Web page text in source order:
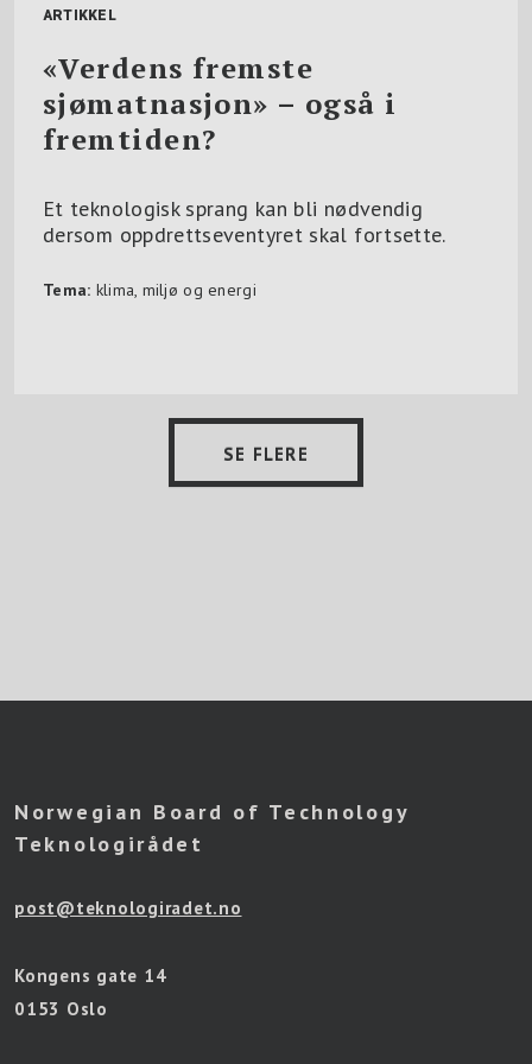
ARTIKKEL
«Verdens fremste
sjømatnasjon» – også i
fremtiden?
Et teknologisk sprang kan bli nødvendig
dersom oppdrettseventyret skal fortsette.
Tema: klima, miljø og energi
SE FLERE
Norwegian Board of Technology
Teknologirådet
post@teknologiradet.no
Kongens gate 14
0153 Oslo